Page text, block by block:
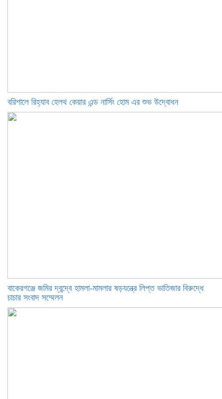
বরিশালে রিহ্যাব হেলথ কেয়ার এন্ড নার্সিং হোম এর শুভ উদ্বোধন
বাকেরগঞ্জে জমির দ্বন্দ্বে হামলা-মামলার ষড়যন্ত্রে লিপ্ত ভাতিজার বিরুদ্ধে
চাচার সংবাদ সম্মেলন